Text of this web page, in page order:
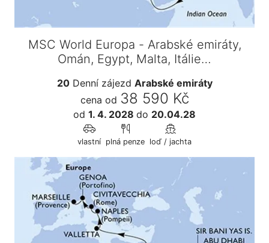
MSC World Europa - Arabské emiráty,
Omán, Egypt, Malta, Itálie…
20Denní zájezd Arabské emiráty
cena od 38 590 Kč
od 1. 4. 2028 do 20.04.28
vlastní plná penze loď / jachta